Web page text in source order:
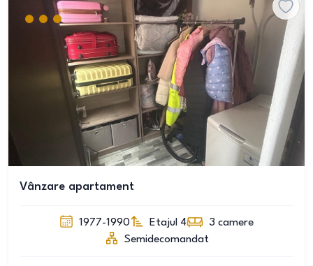
Vânzare apartament
1977-1990 Etajul 4 3 camere
Semidecomandat